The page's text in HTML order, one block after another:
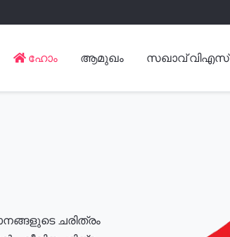
ഹോം ആമുഖം സഖാവ് വിഎസ്
ചരിത്രം